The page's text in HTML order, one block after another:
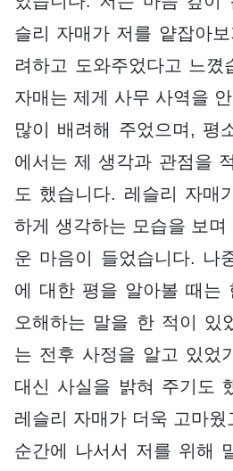
슬리 자매가 저를 얕잡아
려하고 도와주었다고 느꼈
자매는 제게 사무 사역을
많이 배려해 주었으며, 평
에서는 제 생각과 관점을
도 했습니다. 레슬리 자매
하게 생각하는 모습을 보
운 마음이 들었습니다. 나
에 대한 평을 알아볼 때는
오해하는 말을 한 적이 있
는 전후 사정을 알고 있었
대신 사실을 밝혀 주기도
레슬리 자매가 더욱 고마웠
순간에 나서서 저를 위해